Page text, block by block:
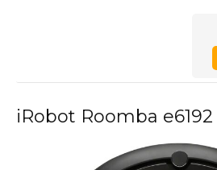
iRobot Roomba e6192